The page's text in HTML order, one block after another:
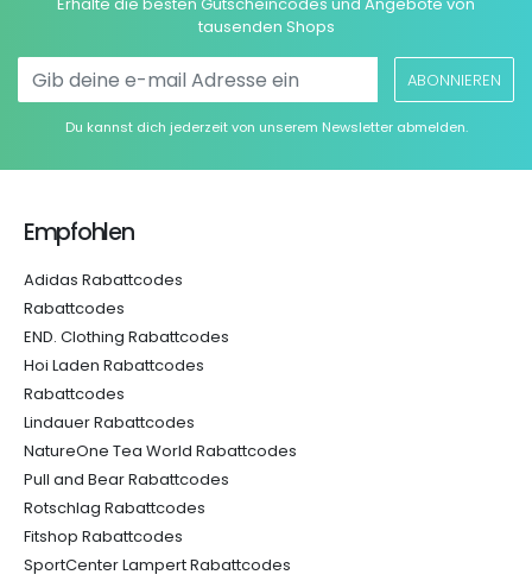
tausenden Shops
ABONNIEREN
Du kannst dich jederzeit von unserem Newsletter abmelden.
Empfohlen
Adidas Rabattcodes
Rabattcodes
END. Clothing Rabattcodes
Hoi Laden Rabattcodes
Rabattcodes
Lindauer Rabattcodes
NatureOne Tea World Rabattcodes
Pull and Bear Rabattcodes
Rotschlag Rabattcodes
Fitshop Rabattcodes
SportCenter Lampert Rabattcodes